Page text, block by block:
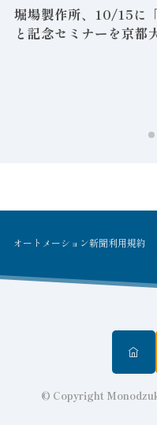
堀場製作所、10/15に
と記念セミナーを京都
オートメーション新聞利用規約
© Copyright